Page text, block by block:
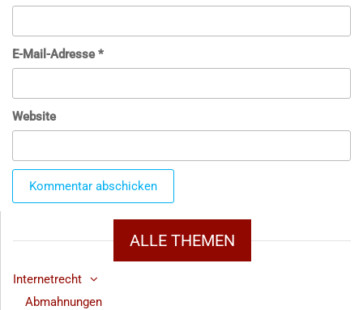
E-Mail-Adresse*
Website
ALLE THEMEN
Internetrecht
Abmahnungen